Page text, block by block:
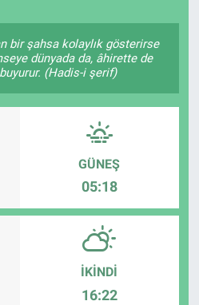
bir şahsa kolaylık gösterirse
dünyada da, âhirette de
(Hadis-i şerif)
GÜNEŞ
05:18
İKINDI
16:22